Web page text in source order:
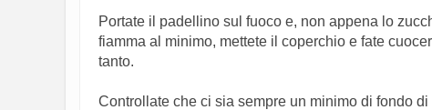
Portate il padellino sul fuoco e, non appena lo
fiamma al minimo, mettete il coperchio e fate
tanto.
Controllate che ci sia sempre un minimo di fondo